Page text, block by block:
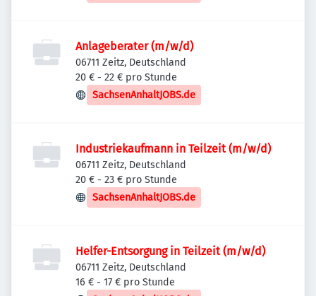
Anlageberater (m/w/d)
06711 Zeitz, Deutschland
20 € - 22 € pro Stunde
SachsenAnhaltJOBS.de
Industriekaufmann in Teilzeit (m/w/d)
06711 Zeitz, Deutschland
20 € - 23 € pro Stunde
SachsenAnhaltJOBS.de
Helfer-Entsorgung in Teilzeit (m/w/d)
06711 Zeitz, Deutschland
16 € - 17 € pro Stunde